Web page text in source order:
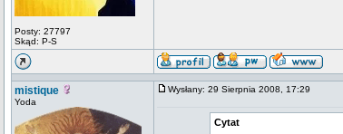
Posty: 27797
Skąd: P-S
mistique
Yoda
Wysłany: 29 Sierpnia 2008, 17:29
Cytat